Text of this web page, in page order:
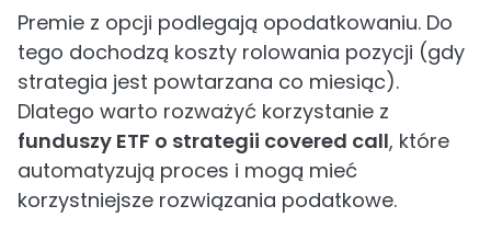
Premie z opcji podlegają opodatkowaniu. Do
tego dochodzą koszty rolowania pozycji (gdy
strategia jest powtarzana co miesiąc).
Dlatego warto rozważyć korzystanie z
funduszy ETF o strategii covered call, które
automatyzują proces i mogą mieć
korzystniejsze rozwiązania podatkowe.